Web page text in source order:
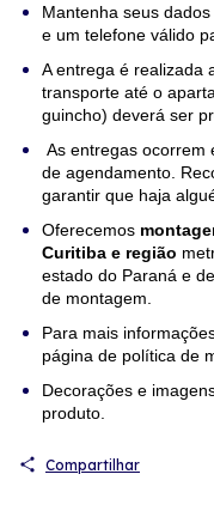
Mantenha seus
e um telefone válido
A entrega é realizada
transporte até o
guincho) deverá ser
As entregas ocorrem
de agendamento.
garantir que haja
Oferecemos
Curitiba e região
estado do Paraná e
de montagem.
Para mais
página de política de
Decorações e
produto.
Compartilhar